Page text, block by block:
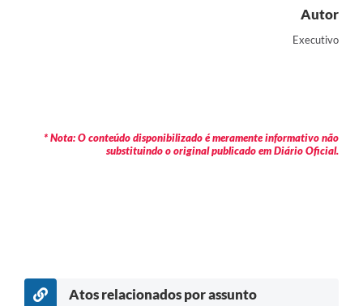
Autor
Executivo
* Nota: O conteúdo disponibilizado é meramente informativo não
substituindo o original publicado em Diário Oficial.
Atos relacionados por assunto